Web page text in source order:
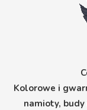
Kolorowe i
namioty,